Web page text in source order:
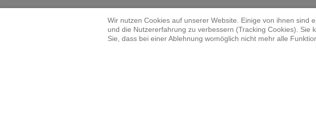
Wir nutzen Cookies auf unserer Website. Einige von ihnen sind
und die Nutzererfahrung zu verbessern (Tracking Cookies).
Sie, dass bei einer Ablehnung womöglich nicht mehr alle